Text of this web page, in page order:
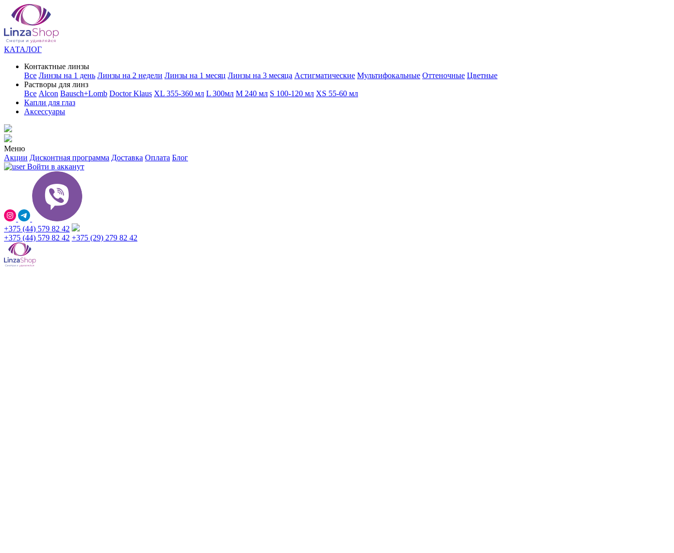
КАТАЛОГ
Контактные линзы
Все Линзы на 1 день Линзы на 2 недели Линзы на 1 месяц Линзы на 3 месяца Астигматические Мультифокальные Оттеночные Цветные
Растворы для линз
Все Alcon Bausch+Lomb Doctor Klaus XL 355-360 мл L 300мл M 240 мл S 100-120 мл XS 55-60 мл
Капли для глаз
Аксессуары
Меню
Акции Дисконтная программа Доставка Оплата Блог
Войти в акканут
+375 (44) 579 82 42
+375 (44) 579 82 42 +375 (29) 279 82 42